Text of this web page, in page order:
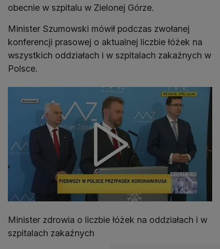
obecnie w szpitalu w Zielonej Górze.
Minister Szumowski mówił podczas zwołanej
konferencji prasowej o aktualnej liczbie łóżek na
wszystkich oddziałach i w szpitalach zakaźnych w
Polsce.
Minister zdrowia o liczbie łóżek na oddziałach i w
szpitalach zakaźnych